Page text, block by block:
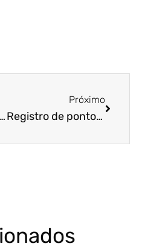
O modelo de trabalho que pode aumentar a produtividade dos seus funcionários!
Próximo
Registro de ponto: entenda por que ele é essencial no trabalho intermitente